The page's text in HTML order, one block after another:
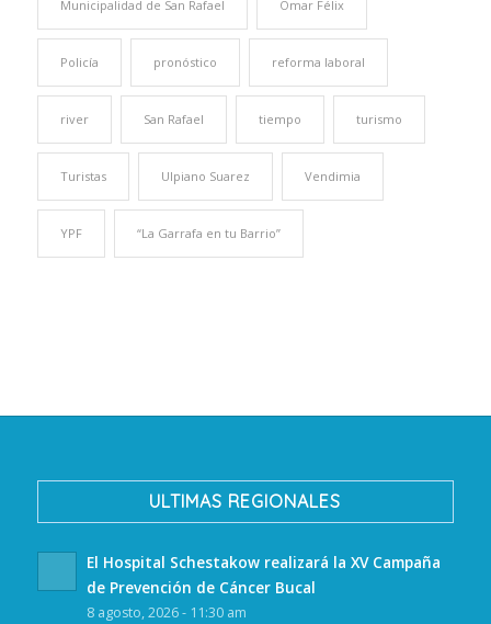
Municipalidad de San Rafael Omar Félix
Policía pronóstico reforma laboral
river San Rafael tiempo turismo
Turistas Ulpiano Suarez Vendimia
YPF “La Garrafa en tu Barrio”
ULTIMAS REGIONALES
El Hospital Schestakow realizará la XV Campaña
de Prevención de Cáncer Bucal
8 agosto, 2026 - 11:30 am